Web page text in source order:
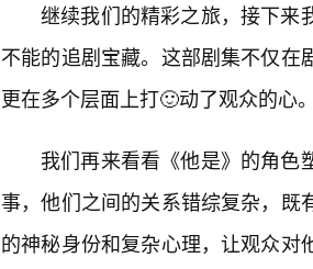
继续我们的精彩之旅，接下来
不能的追剧宝藏。这部剧集不仅在
更在多个层面上打🙂动了观众的心。
我们再来看看《他是》的角色
事，他们之间的关系错综复杂，既
的神秘身份和复杂心理，让观众对